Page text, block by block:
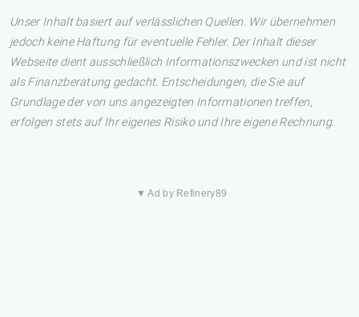
Unser Inhalt basiert auf verlässlichen Quellen. Wir übernehmen
jedoch keine Haftung für eventuelle Fehler. Der Inhalt dieser
Webseite dient ausschließlich Informationszwecken und ist nicht
als Finanzberatung gedacht. Entscheidungen, die Sie auf
Grundlage der von uns angezeigten Informationen treffen,
erfolgen stets auf Ihr eigenes Risiko und Ihre eigene Rechnung.
▼ Ad by Refinery89